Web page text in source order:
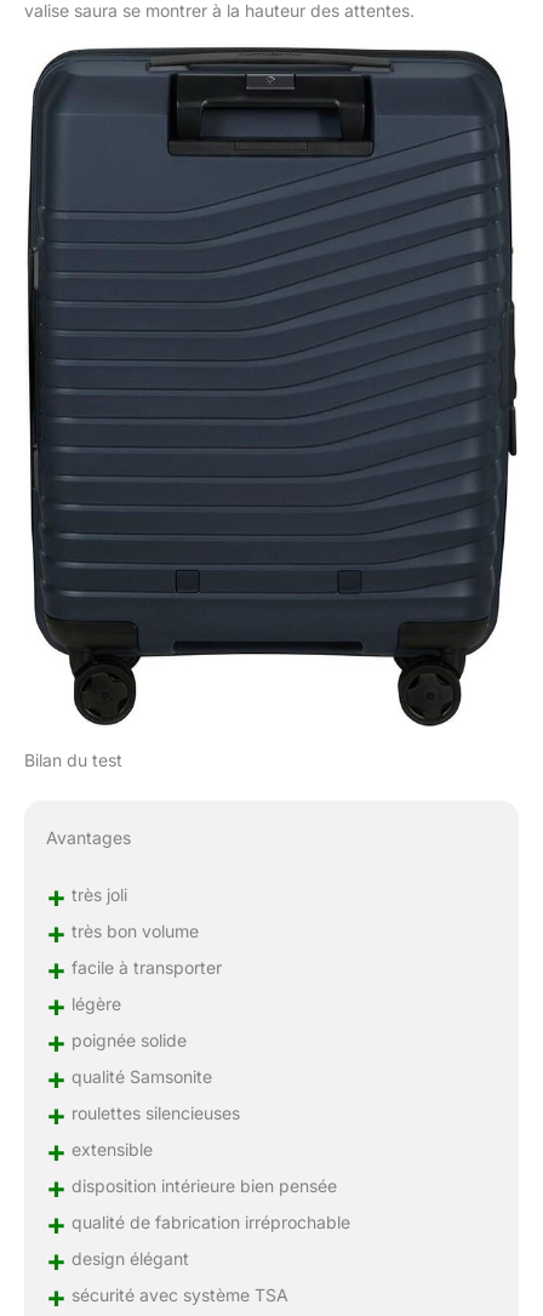
valise saura se montrer à la hauteur des attentes.
Bilan du test
Avantages
+ très joli
+ très bon volume
+ facile à transporter
+ légère
+ poignée solide
+ qualité Samsonite
+ roulettes silencieuses
+ extensible
+ disposition intérieure bien pensée
+ qualité de fabrication irréprochable
+ design élégant
+ sécurité avec système TSA